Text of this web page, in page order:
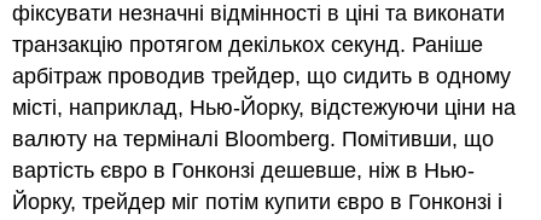
фіксувати незначні відмінності в ціні та виконати
транзакцію протягом декількох секунд. Раніше
арбітраж проводив трейдер, що сидить в одному
місті, наприклад, Нью-Йорку, відстежуючи ціни на
валюту на терміналі Bloomberg. Помітивши, що
вартість євро в Гонконзі дешевше, ніж в Нью-
Йорку, трейдер міг потім купити євро в Гонконзі і